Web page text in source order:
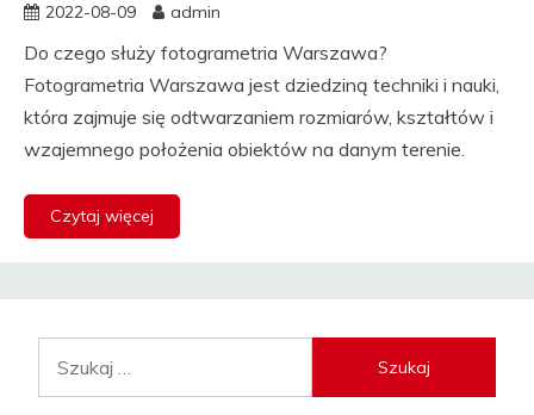
2022-08-09 admin
Do czego służy fotogrametria Warszawa?
Fotogrametria Warszawa jest dziedziną techniki i nauki,
która zajmuje się odtwarzaniem rozmiarów, kształtów i
wzajemnego położenia obiektów na danym terenie.
Czytaj więcej